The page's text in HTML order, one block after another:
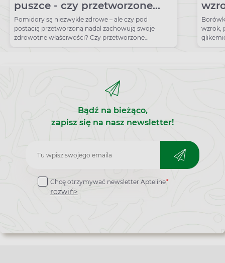
puszce - czy przetworzone
pomidory nadal są zdrowe?
Pomidory są niezwykle zdrowe – ale czy pod
postacią przetworzoną nadal zachowują swoje
zdrowotne właściwości? Czy przetworzone
pomidory nadal są zdrowe?
dla
wzrok,
Bądź na bieżąco,
zapisz się na nasz newsletter!
Zapisz
do
newslettera
Chcę otrzymywać newsletter Apteline*
rozwiń>